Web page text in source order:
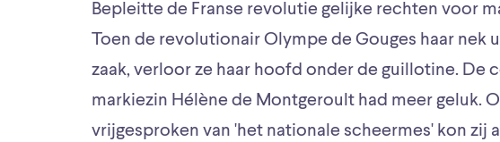
Bepleitte de Franse revolutie gelijke rechten voor
Toen de revolutionair Olympe de Gouges haar nek
zaak, verloor ze haar hoofd onder de guillotine. De
markiezin Hélène de Montgeroult had meer geluk.
vrijgesproken van 'het nationale scheermes' kon zij